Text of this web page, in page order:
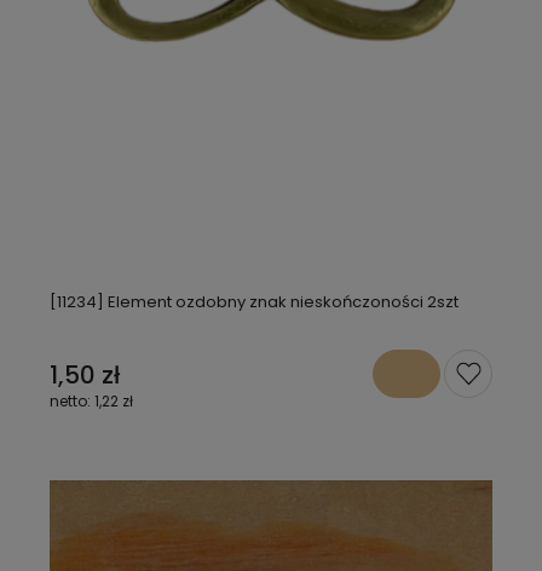
[11234] Element ozdobny znak nieskończoności 2szt
1,50 zł
1,22 zł